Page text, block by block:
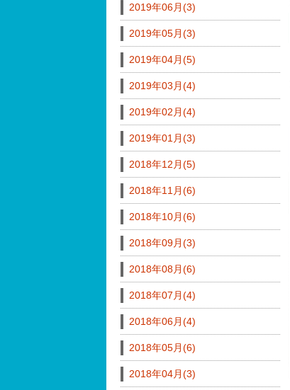
2019年06月(3)
2019年05月(3)
2019年04月(5)
2019年03月(4)
2019年02月(4)
2019年01月(3)
2018年12月(5)
2018年11月(6)
2018年10月(6)
2018年09月(3)
2018年08月(6)
2018年07月(4)
2018年06月(4)
2018年05月(6)
2018年04月(3)